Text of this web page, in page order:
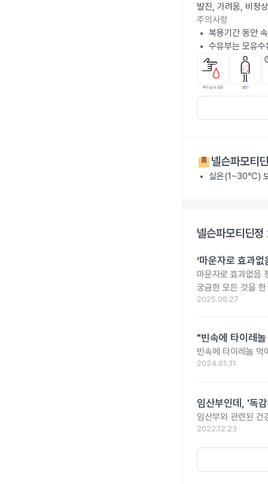
발진, 가려움, 비정
주의사항
복용기간 동안
수유부는 모유
넬슨파모티
실온(1~30℃)
넬슨파모티딘
‘마운자로 효과
마운자로 효과없음
궁금한 모든 것을
2025.08.27
"빈속에 타이레
빈속에 타이레놀 먹
2024.01.31
임산부인데, '독
임산부와 관련된 건
2022.12.23